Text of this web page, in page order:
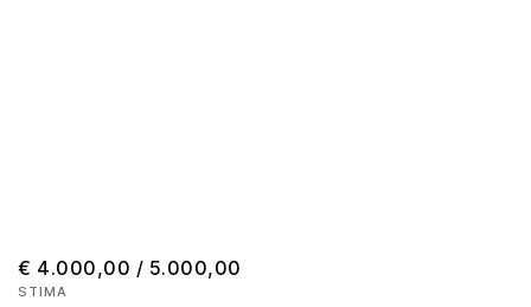
€ 4.000,00 / 5.000,00
STIMA